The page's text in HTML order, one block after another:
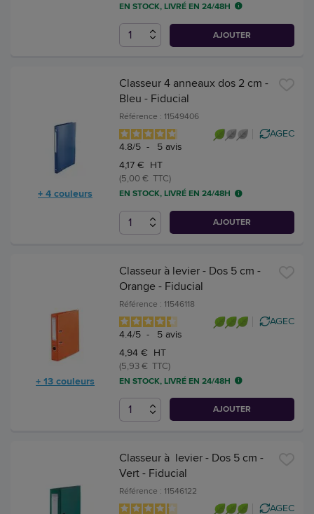
EN STOCK, LIVRÉ EN 24/48H
AJOUTER
+ 4 couleurs
Classeur 4 anneaux dos 2 cm -
Bleu - Fiducial
Référence : 11549406
4.8/5 - 5 avis
AGEC
4,17 € HT
(5,00 € TTC)
EN STOCK, LIVRÉ EN 24/48H
AJOUTER
+ 13 couleurs
Classeur à levier - Dos 5 cm -
Orange - Fiducial
Référence : 11546118
4.4/5 - 5 avis
AGEC
4,94 € HT
(5,93 € TTC)
EN STOCK, LIVRÉ EN 24/48H
AJOUTER
Classeur à levier - Dos 5 cm -
Vert - Fiducial
Référence : 11546122
AGEC